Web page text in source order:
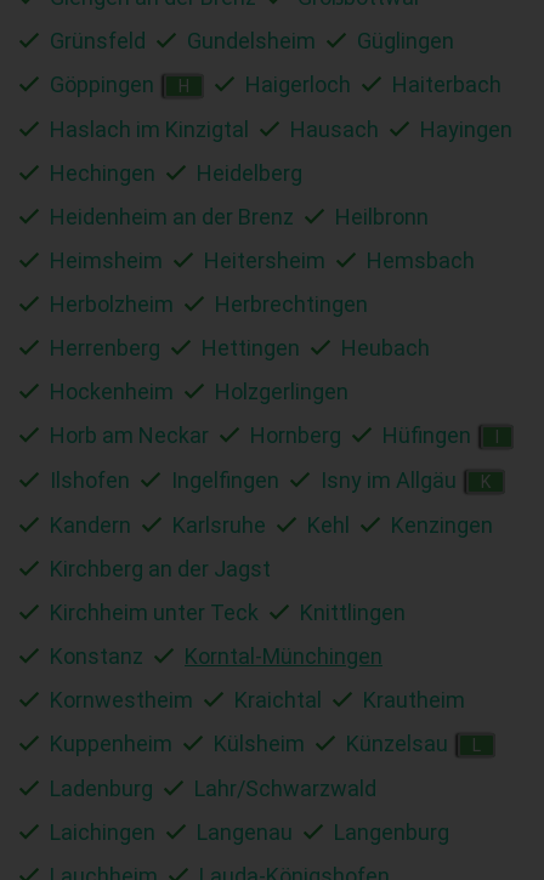
Grünsfeld
Gundelsheim
Güglingen
Göppingen
H Haigerloch
Haiterbach
Haslach im Kinzigtal
Hausach
Hayingen
Hechingen
Heidelberg
Heidenheim an der Brenz
Heilbronn
Heimsheim
Heitersheim
Hemsbach
Herbolzheim
Herbrechtingen
Herrenberg
Hettingen
Heubach
Hockenheim
Holzgerlingen
Horb am Neckar
Hornberg Hüfingen
Ilshofen Ingelfingen Isny im Allgäu K
Kandern Karlsruhe Kehl
Kenzingen
Kirchberg an der Jagst
Kirchheim unter Teck
Knittlingen
Konstanz
Korntal-Münchingen
Kornwestheim
Kraichtal
Krautheim
Kuppenheim
Külsheim Künzelsau
Ladenburg
Lahr/Schwarzwald
Laichingen
Langenau
Langenburg